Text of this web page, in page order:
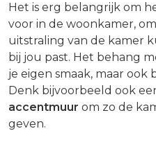
Het is erg belangrijk om
voor in de woonkamer,
uitstraling van de kamer
bij jou past. Het behang
je eigen smaak, maar ook
Denk bijvoorbeeld ook
accentmuur om zo de
geven.